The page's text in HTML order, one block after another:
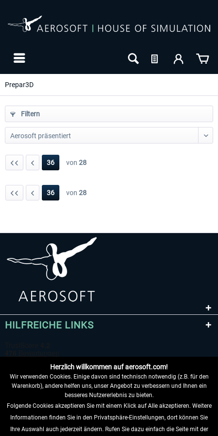
Prepar3D
Mega Airport London Heathrow
professional
33,95 € *
Filtern
36 von 28
36 von 28
HILFREICHE LINKS
VERTRAG WIDERRUFEN
INFORMATIONEN
Herzlich willkommen auf aerosoft.com!
Wir verwenden Cookies. Einige davon sind technisch notwendig (z.B. für den
Warenkorb), andere helfen uns, unser Angebot zu verbessern und Ihnen ein
besseres Nutzererlebnis zu bieten.
Folgende Cookies akzeptieren Sie mit einem Klick auf Alle akzeptieren. Weitere
Informationen finden Sie in den Privatsphäre-Einstellungen, dort können Sie
Ihre Auswahl auch jederzeit ändern. Rufen Sie dazu einfach die Seite mit der